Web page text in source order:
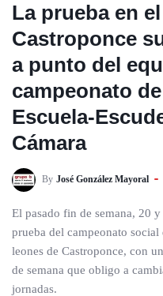
La prueba en
Castroponce
a punto del
campeonato
Escuela-
Cámara
By José González Mayoral
El pasado fin de semana, 20
prueba del campeonato
leones de Castroponce, con
de semana que obligo a
jornadas.